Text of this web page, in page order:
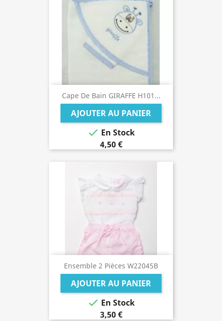
Cape De Bain GIRAFFE H101...
AJOUTER AU PANIER
 En Stock
4,50 €
Ensemble 2 Pièces W22045B
AJOUTER AU PANIER
 En Stock
3,50 €